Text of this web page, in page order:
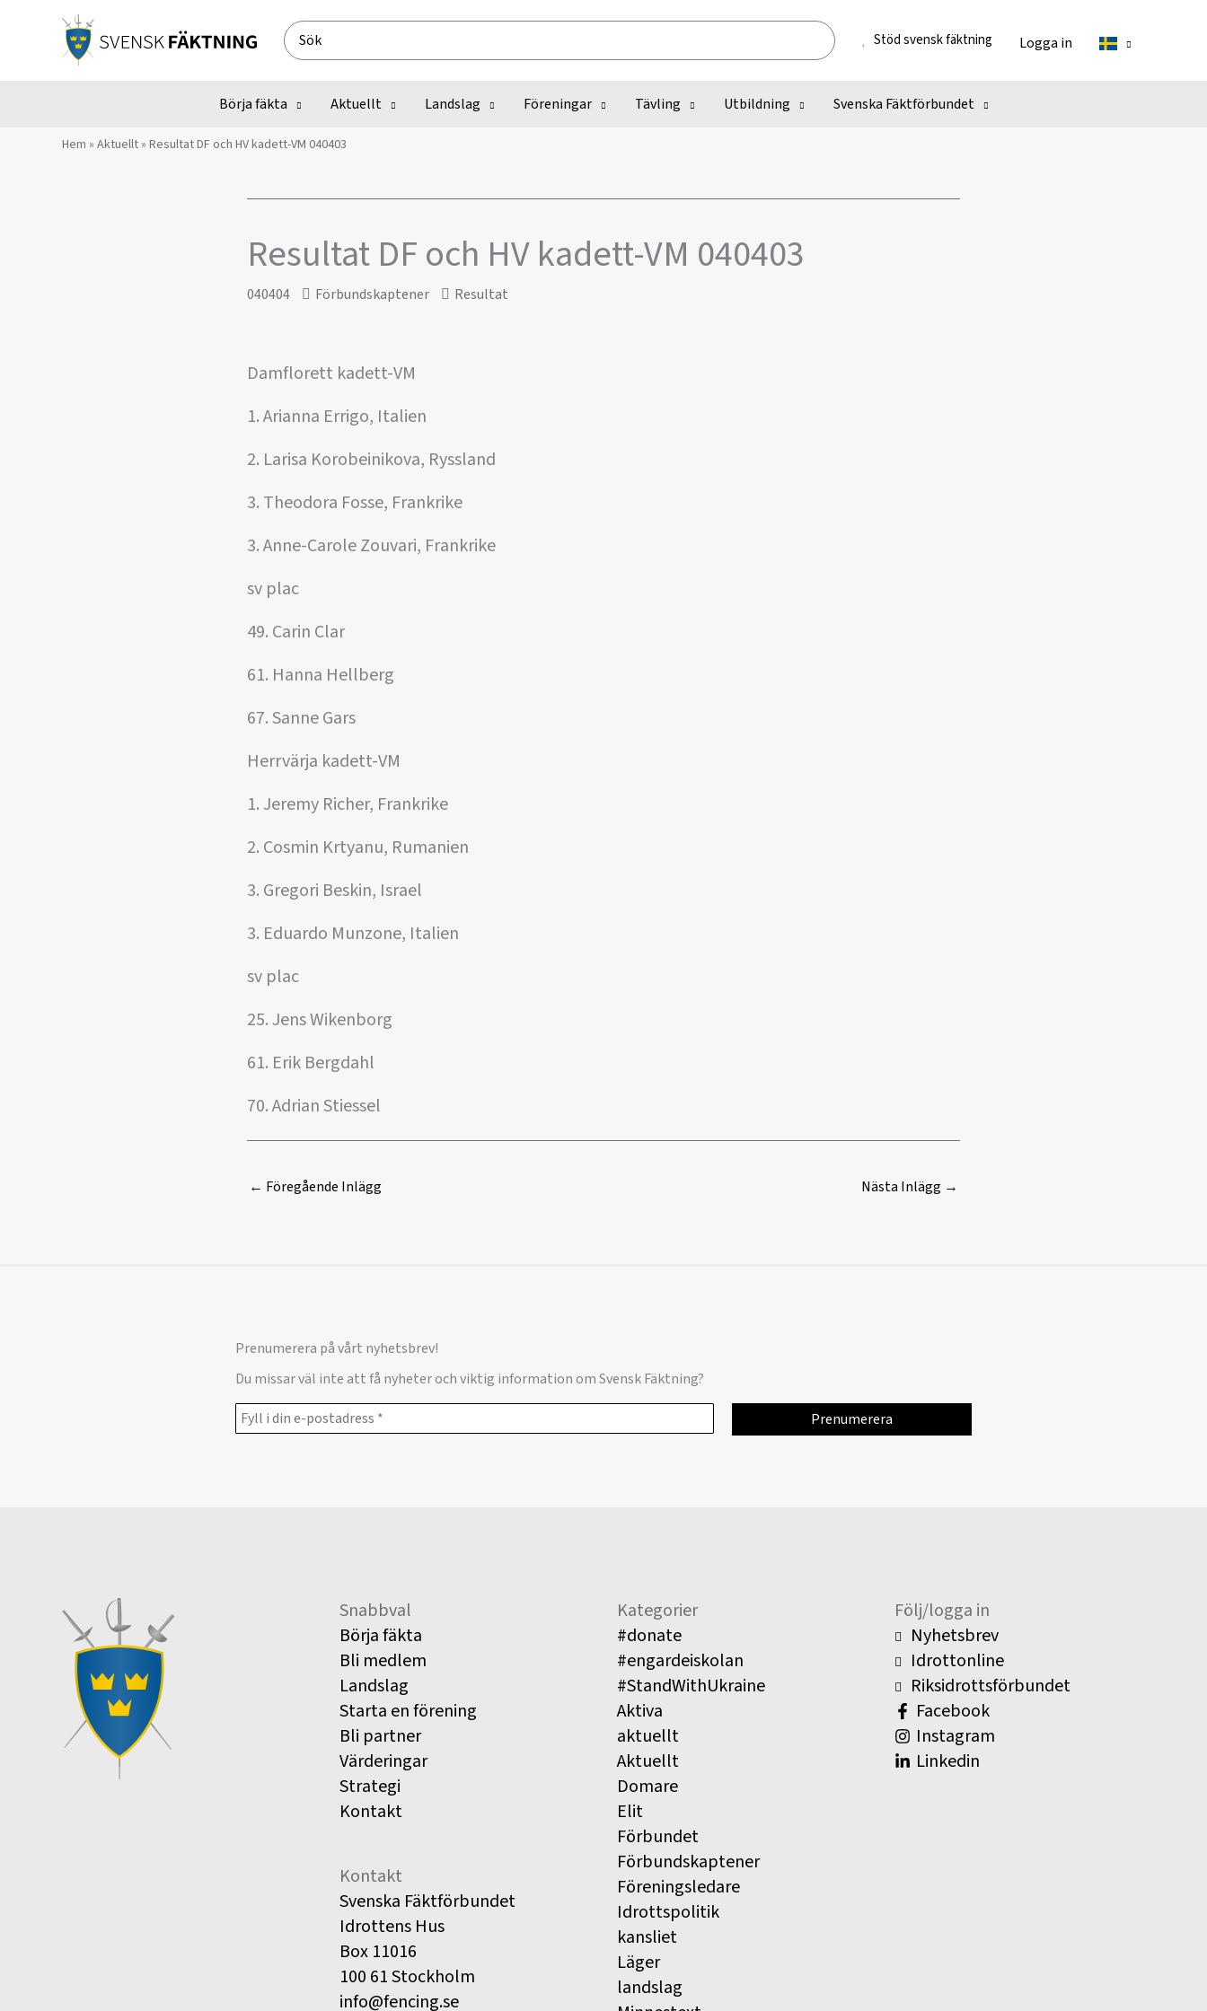
Search
for:
Stöd svensk fäktning Logga in
Börja fäkta Aktuellt Landslag Föreningar Tävling Utbildning Svenska Fäktförbundet
Hem » Aktuellt» Resultat DF och HV kadett-VM 040403
Resultat DF och HV kadett-VM 040403
040404 Förbundskaptener Resultat
Damflorett kadett-VM
1. Arianna Errigo, Italien
2. Larisa Korobeinikova, Ryssland
3. Theodora Fosse, Frankrike
3. Anne-Carole Zouvari, Frankrike
sv plac
49. Carin Clar
61. Hanna Hellberg
67. Sanne Gars
Herrvärja kadett-VM
1. Jeremy Richer, Frankrike
2. Cosmin Krtyanu, Rumanien
3. Gregori Beskin, Israel
3. Eduardo Munzone, Italien
sv plac
25. Jens Wikenborg
61. Erik Bergdahl
70. Adrian Stiessel
← Föregående Inlägg Nästa Inlägg →
Prenumerera på vårt nyhetsbrev!
Du missar väl inte att få nyheter och viktig information om Svensk Fäktning?
Snabbval
Börja fäkta
Bli medlem
Landslag
Starta en förening
Bli partner
Värderingar
Strategi
Kontakt
Kontakt
Svenska Fäktförbundet
Idrottens Hus
Box 11016
100 61 Stockholm
info@fencing.se
Kategorier
#donate
#engardeiskolan
#StandWithUkraine
Aktiva
aktuellt
Aktuellt
Domare
Elit
Förbundet
Förbundskaptener
Föreningsledare
Idrottspolitik
kansliet
Läger
landslag
Följ/logga in
Nyhetsbrev
Idrottonline
Riksidrottsförbundet
Facebook
Instagram
Linkedin